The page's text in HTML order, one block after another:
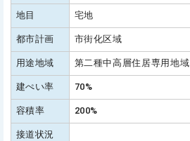
地目 宅地
都市計画 市街化区域
用途地域 第二種中高層住居専用地域
建ぺい率 70%
容積率 200%
接道状況